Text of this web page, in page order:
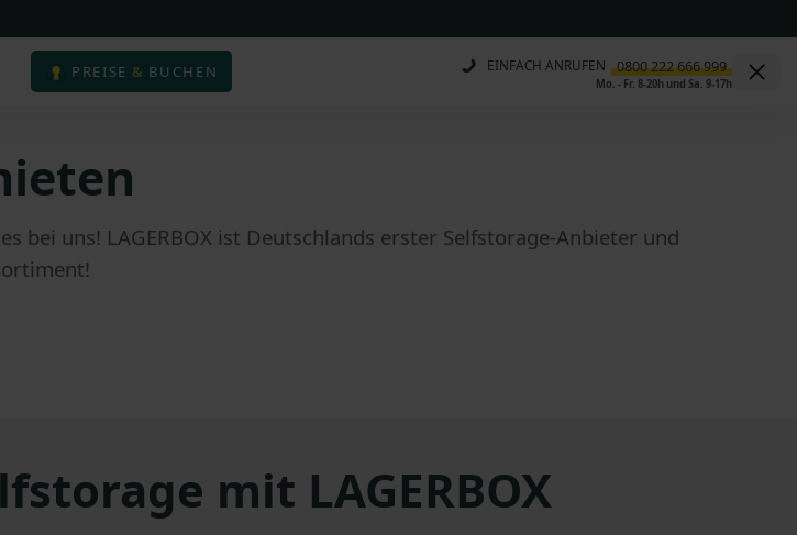
PREISE & BUCHEN EINFACH ANRUFEN
Mo. - Fr. 8-20h und Sa. 9-17h
bei uns! LAGERBOX ist Deutschlands erster Selfstorage-Anbieter und
mit LAGERBOX